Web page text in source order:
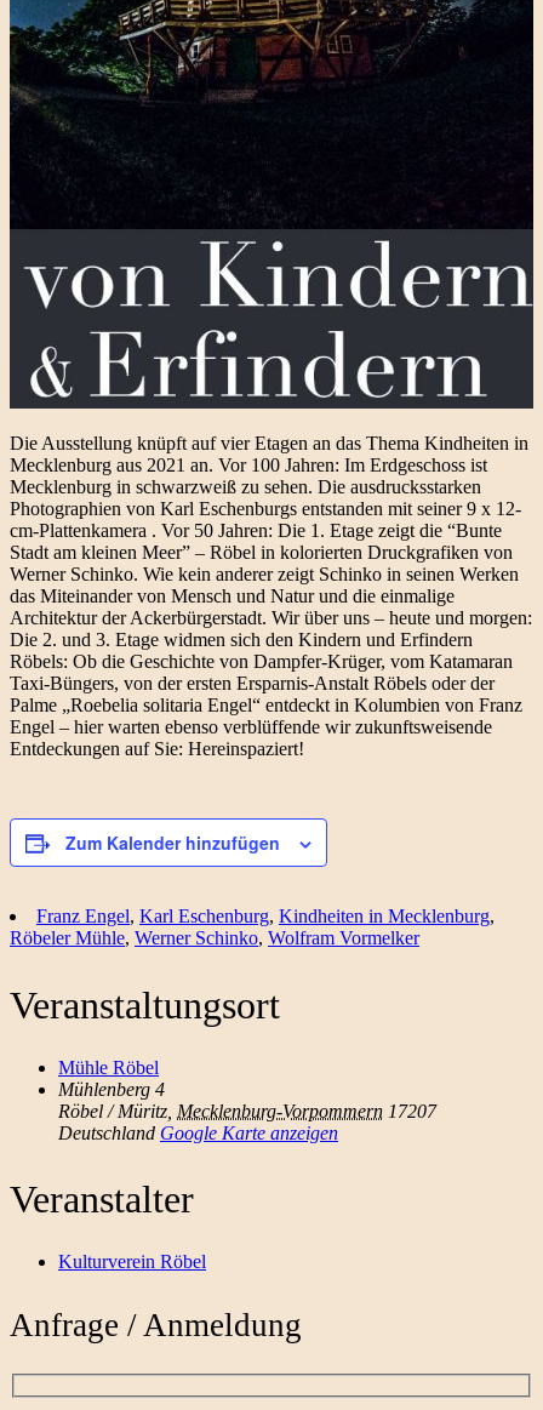
Die Ausstellung knüpft auf vier Etagen an das Thema Kindheiten in
Mecklenburg aus 2021 an. Vor 100 Jahren: Im Erdgeschoss ist
Mecklenburg in schwarzweiß zu sehen. Die ausdrucksstarken
Photographien von Karl Eschenburgs entstanden mit seiner 9 x 12-
cm-Plattenkamera . Vor 50 Jahren: Die 1. Etage zeigt die “Bunte
Stadt am kleinen Meer” – Röbel in kolorierten Druckgrafiken von
Werner Schinko. Wie kein anderer zeigt Schinko in seinen Werken
das Miteinander von Mensch und Natur und die einmalige
Architektur der Ackerbürgerstadt. Wir über uns – heute und morgen:
Die 2. und 3. Etage widmen sich den Kindern und Erfindern
Röbels: Ob die Geschichte von Dampfer-Krüger, vom Katamaran
Taxi-Büngers, von der ersten Ersparnis-Anstalt Röbels oder der
Palme „Roebelia solitaria Engel“ entdeckt in Kolumbien von Franz
Engel – hier warten ebenso verblüffende wir zukunftsweisende
Entdeckungen auf Sie: Hereinspaziert!
Zum Kalender hinzufügen
Franz Engel, Karl Eschenburg, Kindheiten in Mecklenburg,
Röbeler Mühle, Werner Schinko, Wolfram Vormelker
Veranstaltungsort
Mühle Röbel
Mühlenberg 4
Röbel / Müritz Mecklenburg-Vorpommern 17207
Deutschland Google Karte anzeigen
Veranstalter
Kulturverein Röbel
Anfrage / Anmeldung